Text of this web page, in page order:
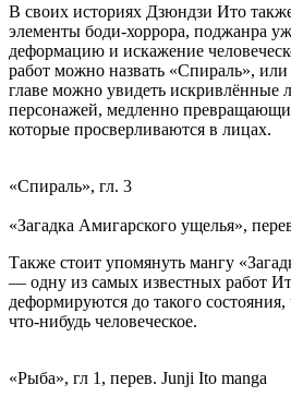
В своих историях Дзюндзи Ито
элементы боди-хоррора, поджанра
деформацию и искажение
работ можно назвать «Спираль»,
главе можно увидеть искривлённые
персонажей, медленно
которые просверливаются в лицах.
«Спираль», гл. 3
«Загадка Амигарского ущелья»,
Также стоит упомянуть мангу
— одну из самых известных работ
деформируются до такого
что-нибудь человеческое.
«Рыба», гл 1, перев. Junji Ito manga